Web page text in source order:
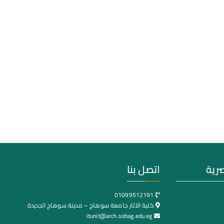
اتصل بنا
01099512191
كلية الآثار جامعة سوهاج – مدينة سوهاج الجديدة